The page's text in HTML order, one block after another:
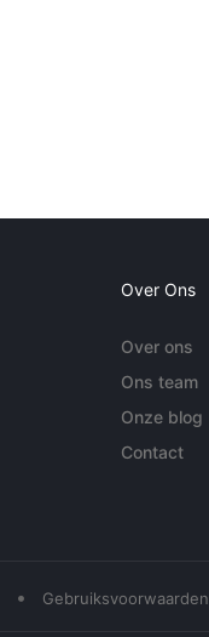
Over Ons
Over ons
Ons team
Onze blog
Contact
• Gebruiksvoorwaarden